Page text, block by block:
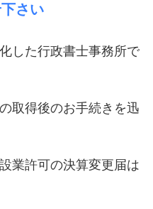
さい
した行政書士事務所で
取得後のお手続きを迅
業許可の決算変更届は